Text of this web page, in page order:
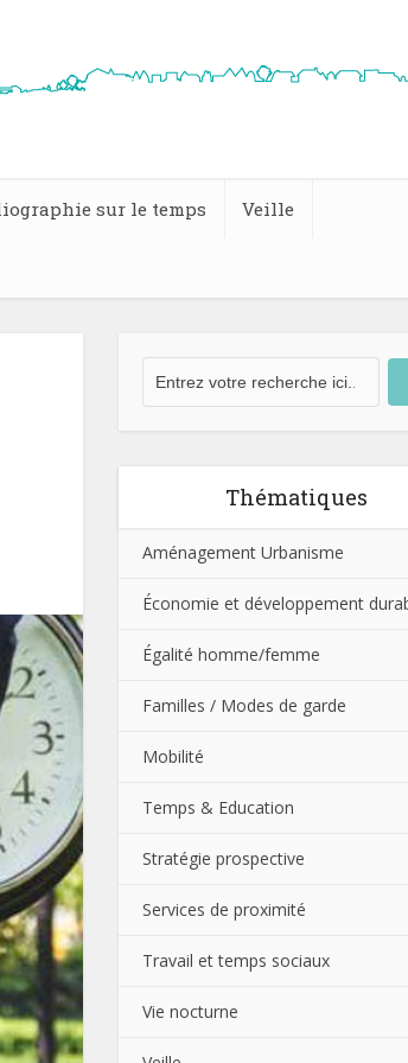
sur le temps Veille
Thématiques
Aménagement Urbanisme
Économie et développement
Égalité homme/femme
Familles / Modes de garde
Mobilité
Temps & Education
Stratégie prospective
Services de proximité
Travail et temps sociaux
Vie nocturne